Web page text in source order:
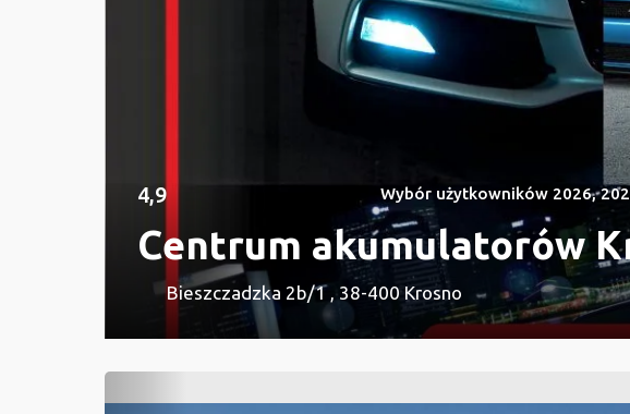
4,9 Wybór użytkowników 2026,
Centrum akumulatorów
Bieszczadzka 2b/1 , 38-400 Krosno